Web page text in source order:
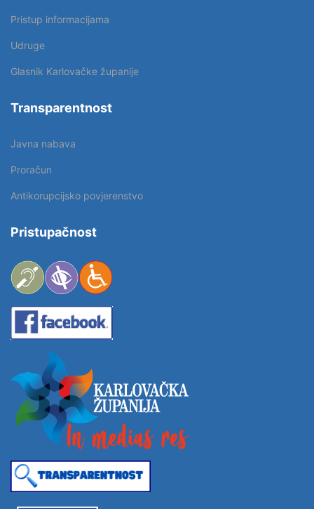
Pristup informacijama
Udruge
Glasnik Karlovačke županije
Transparentnost
Javna nabava
Proračun
Antikorupcijsko povjerenstvo
Pristupačnost